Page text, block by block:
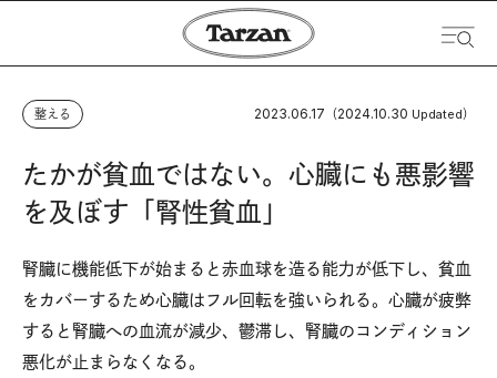
整える 2023.06.17 （2024.10.30 Updated）
たかが貧血ではない。心臓にも悪影響
を及ぼす「腎性貧血」
腎臓に機能低下が始まると赤血球を造る能力が低下し、貧血
をカバーするため心臓はフル回転を強いられる。心臓が疲弊
すると腎臓への血流が減少、鬱滞し、腎臓のコンディション
悪化が止まらなくなる。